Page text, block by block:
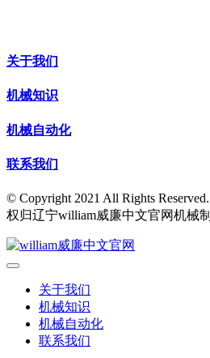
关于我们
机械知识
机械自动化
联系我们
© Copyright 2021 All Rights Reserved.
权归辽宁william威廉中文官网机械
关于我们
机械知识
机械自动化
联系我们